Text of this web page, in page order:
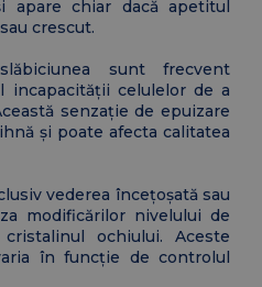
apare chiar dacă apetitul
crescut.
sunt frecvent
incapacității celulelor de a
senzație de epuizare
și poate afecta calitatea
vederea încețoșată sau
modificărilor nivelului de
ochiului. Aceste
în funcție de controlul